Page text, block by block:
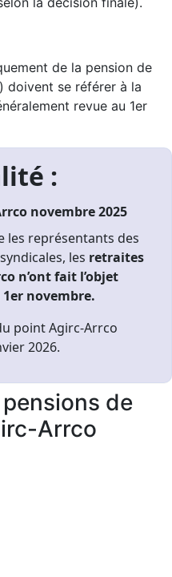
de la pension de
doivent se référer à la
revue au 1er
:
novembre 2025
les représentants des
les retraites
n’ont fait l’objet
novembre.
point Agirc-Arrco
2026.
de
Arrco